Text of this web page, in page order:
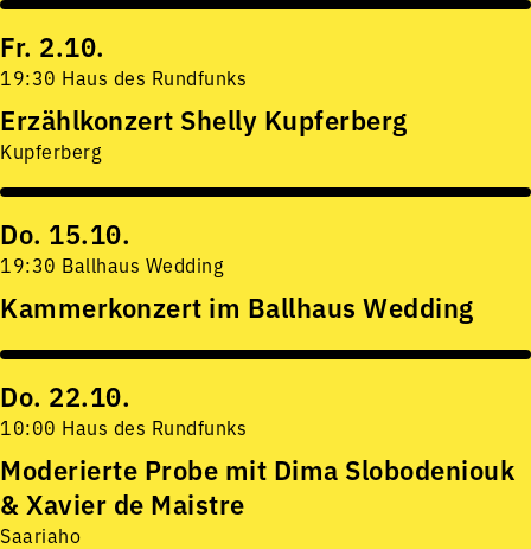
Fr. 2.10.
19:30 Haus des Rundfunks
Erzählkonzert Shelly Kupferberg
Kupferberg
Do. 15.10.
19:30 Ballhaus Wedding
Kammerkonzert im Ballhaus Wedding
Do. 22.10.
10:00 Haus des Rundfunks
Moderierte Probe mit Dima Slobodeniouk
& Xavier de Maistre
Saariaho